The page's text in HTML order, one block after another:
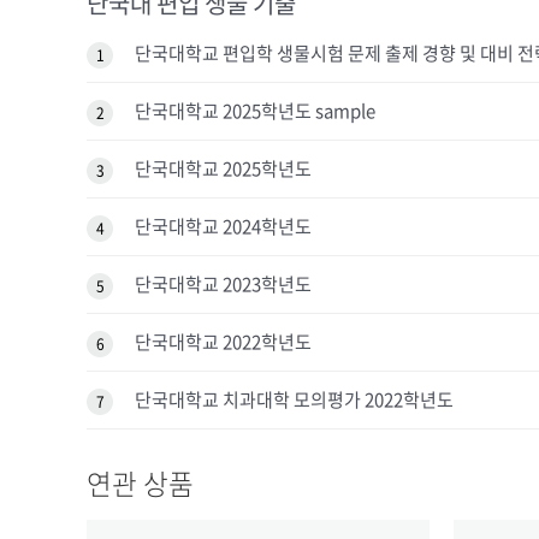
1 단국대학교 편입학 생물시험 문제 출제 경향 및 대비
2 단국대학교 2025학년도 sample
3 단국대학교 2025학년도
4 단국대학교 2024학년도
5 단국대학교 2023학년도
6 단국대학교 2022학년도
7 단국대학교 치과대학 모의평가 2022학년도
연관 상품